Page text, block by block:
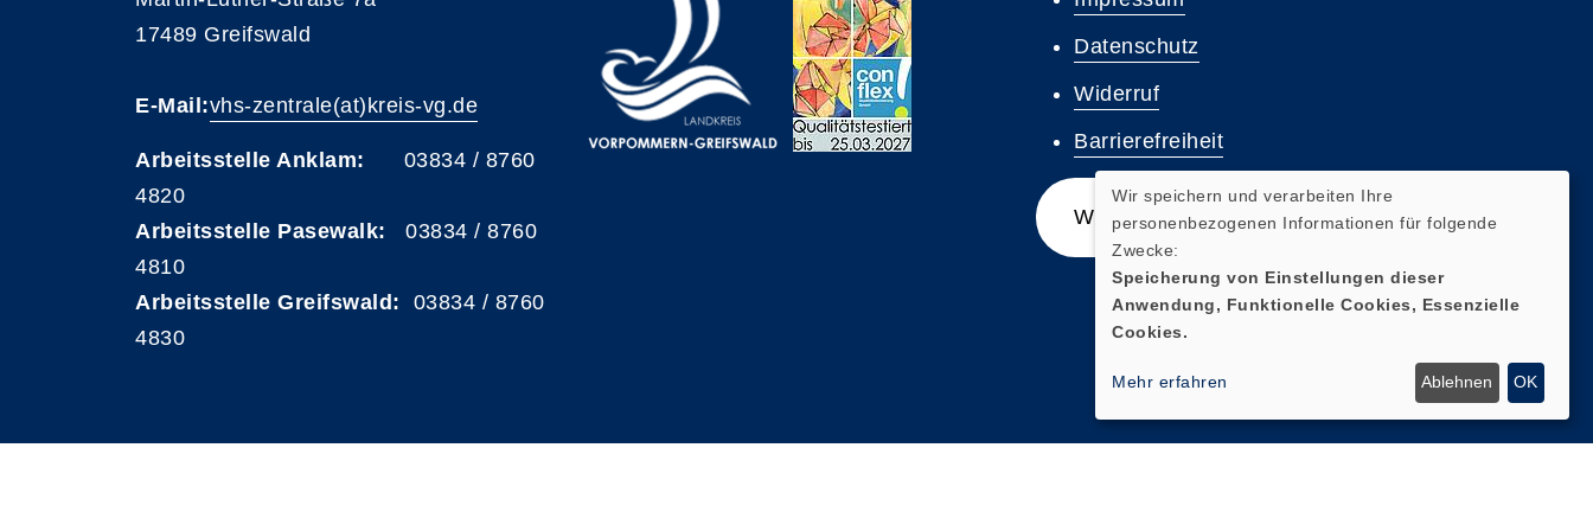
17489 Greifswald
E-Mail:vhs-zentrale(at)kreis-vg.de
Arbeitsstelle Anklam: 03834 / 8760
4820
Arbeitsstelle Pasewalk: 03834 / 8760
4810
Arbeitsstelle Greifswald: 03834 / 8760
4830
Datenschutz
Widerruf
Barrierefreiheit
Widerrufsformular
Wir speichern und verarbeiten Ihre
personenbezogenen Informationen für folgende
Zwecke:
Speicherung von Einstellungen dieser
Anwendung, Funktionelle Cookies, Essenzielle
Cookies.
Mehr erfahren Ablehnen OK